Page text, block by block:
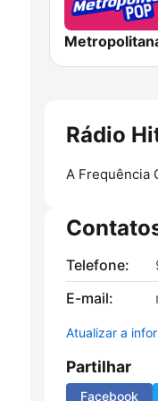
Rádio
A Frequência
Telefone:
E-mail:
Atualizar a
Partilhar
Facebook